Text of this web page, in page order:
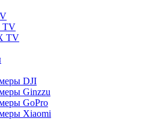
TV
TV
DJI
Ginzzu
GoPro
Xiaomi